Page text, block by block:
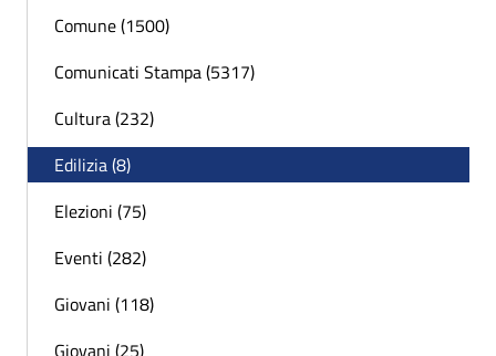
Comune (1500)
Comunicati Stampa (5317)
Cultura (232)
Edilizia (8)
Elezioni (75)
Eventi (282)
Giovani (118)
Giovani (25)